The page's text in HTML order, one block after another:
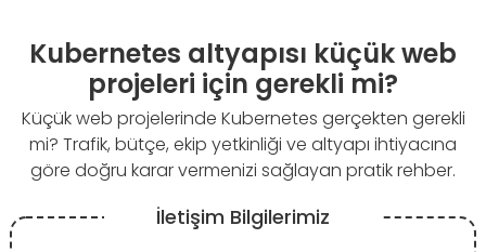
Kubernetes altyapısı küçük web
projeleri için gerekli mi?
Küçük web projelerinde Kubernetes gerçekten gerekli
mi? Trafik, bütçe, ekip yetkinliği ve altyapı ihtiyacına
göre doğru karar vermenizi sağlayan pratik rehber.
İletişim Bilgilerimiz